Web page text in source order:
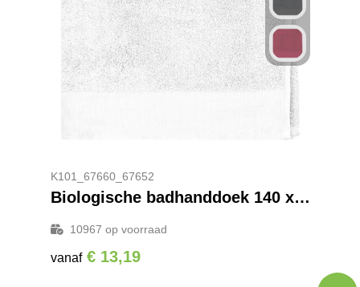
K101_67660_67652
Biologische badhanddoek 140 x 70 cm
10967 op voorraad
vanaf € 13,19